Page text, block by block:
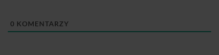
0 KOMENTARZY